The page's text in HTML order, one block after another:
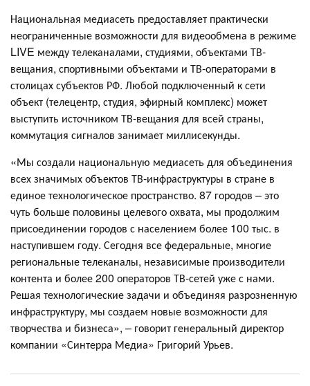
Национальная медиасеть предоставляет практически
неограниченные возможности для видеообмена в режиме
LIVE между телеканалами, студиями, объектами ТВ-
вещания, спортивными объектами и ТВ-операторами в
столицах субъектов РФ. Любой подключенный к сети
объект (телецентр, студия, эфирный комплекс) может
выступить источником ТВ-вещания для всей страны,
коммутация сигналов занимает миллисекунды.
«Мы создали национальную медиасеть для объединения
всех значимых объектов ТВ-инфраструктуры в стране в
единое технологическое пространство. 87 городов – это
чуть больше половины целевого охвата, мы продолжим
присоединении городов с населением более 100 тыс. в
наступившем году. Сегодня все федеральные, многие
региональные телеканалы, независимые производители
контента и более 200 операторов ТВ-сетей уже с нами.
Решая технологические задачи и объединяя разрозненную
инфраструктуру, мы создаем новые возможности для
творчества и бизнеса», – говорит генеральный директор
компании «Синтерра Медиа» Григорий Урьев.